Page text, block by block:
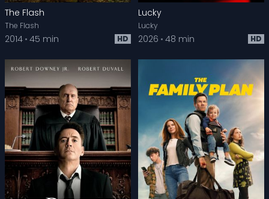
The Flash
The Flash
2014 45 min HD
Lucky
Lucky
2026 48 min HD